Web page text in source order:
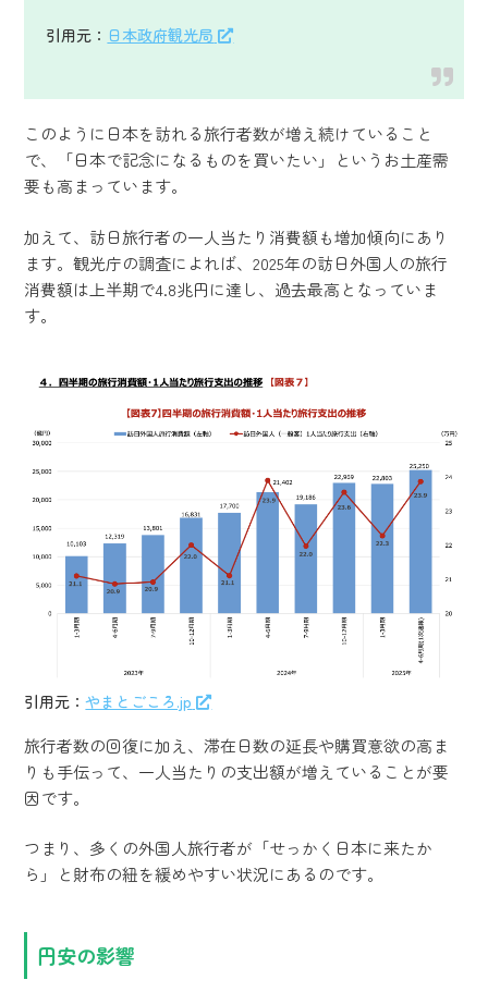
引用元： 日本政府観光局
このように日本を訪れる旅行者数が増え続けていること
で、「日本で記念になるものを買いたい」というお土産需
要も高まっています。
加えて、訪日旅行者の一人当たり消費額も増加傾向にあり
ます。観光庁の調査によれば、2025年の訪日外国人の旅行
消費額は上半期で4.8兆円に達し、過去最高となっていま
す。
引用元：やまとごころ.jp
旅行者数の回復に加え、滞在日数の延長や購買意欲の高ま
りも手伝って、一人当たりの支出額が増えていることが要
因です。
つまり、多くの外国人旅行者が「せっかく日本に来たか
ら」と財布の紐を緩めやすい状況にあるのです。
円安の影響